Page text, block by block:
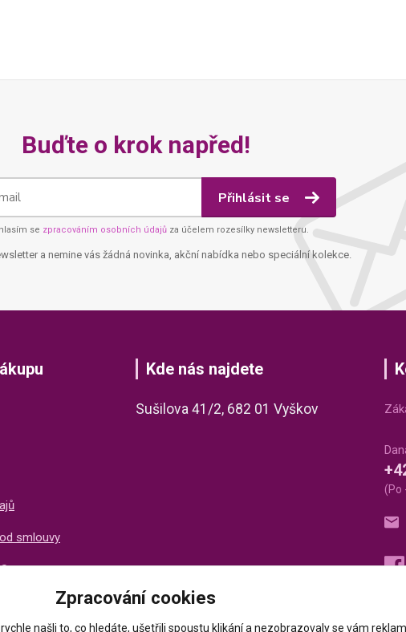
Buďte o krok napřed!
Přihlásit se
se zpracováním osobních údajů za účelem rozesílky newsletteru.
a nemine vás žádná novinka, akční nabídka nebo speciální kolekce.
smlouvy
Kde nás najdete
Sušilova 41/2, 682 01 Vyškov
(Po
Zpracování cookies
našli to, co hledáte, ušetřili spoustu klikání a nezobrazovaly se vám